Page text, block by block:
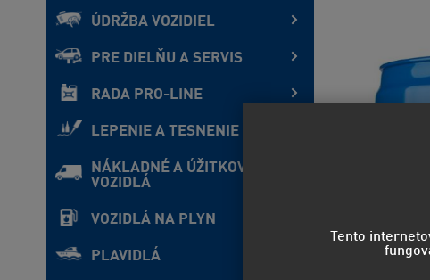
ÚDRŽBA VOZIDIEL
PRE DIELŇU A SERVIS
RADA PRO-LINE
LEPENIE A TESNENIE
NÁKLADNÉ A ÚŽITKOVÉ
VOZIDLÁ
VOZIDLÁ NA PLYN
PLAVIDLÁ
Tento